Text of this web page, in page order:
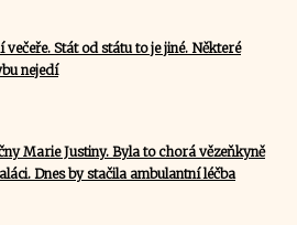
večeře. Stát od státu to je jiné. Některé
nejedí
Marie Justiny. Byla to chorá vězeňkyně
Dnes by stačila ambulantní léčba